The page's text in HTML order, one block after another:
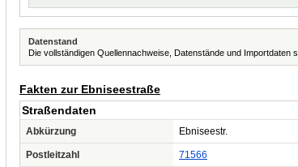
Datenstand
Die vollständigen Quellennachweise, Datenstände und Importdaten
Fakten zur Ebniseestraße
Straßendaten
Abkürzung Ebniseestr.
Postleitzahl 71566